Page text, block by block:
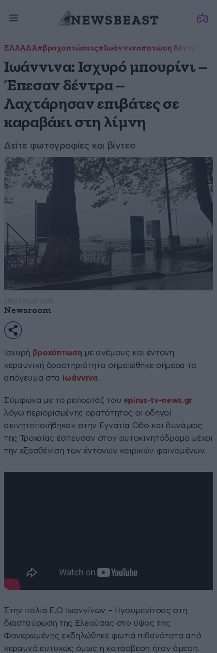
ΕΛΛΑΔΑ#βροχοπτώσεις#Ιωάννινα#πτώση δέντρων
Ιωάννινα: Ισχυρό μπουρίνι –
Έπεσαν δέντρα –
Λαχτάρησαν επιβάτες σε
καραβάκι στη λίμνη
Δείτε φωτογραφίες και βίντεο
28·07·2022 23:15
Newsroom
Ισχυρή βροχόπτωση με ανέμους και έντονη
κεραυνική δραστηριότητα σημειώθηκε σήμερα το
απόγευμα στα
Ιωάννινα.
Σύμφωνα με το ρεπορτάζ του epirus-tv-news.gr
λόγω περιορισμένης ορατότητας οι οδηγοί
ακινητοποιήθηκαν στην Εγνατία Οδό και δυνάμεις
της Τροχαίας έσπευσαν στον αυτοκινητόδρομο μέχρι
την εξασθένιση των έντονων καιρικών φαινομένων.
Στην παλιά Ε.Ο Ιωαννίνων – Ηγουμενίτσας στη
διασταύρωση της Ελεούσας στο ύψος της
Φανερωμένης εκδηλώθηκε φωτιά πιθανότατα από
κεραυνό ευτυχώς όμως η κατάσβεση ήταν άμεση.